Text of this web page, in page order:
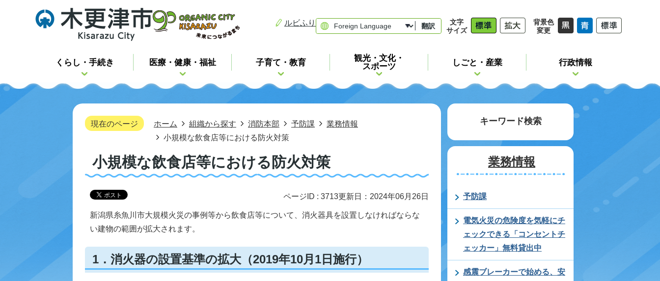
ルビふり 翻訳
文字
サイズ
背景色
変更
くらし・手続き 医療・健康・福祉 子育て・教育
観光・文化・
スポーツ
しごと・産業 行政情報
現在のページ ホーム 組織から探す 消防本部 予防課
業務情報
小規模な飲食店等における防火対策
小規模な飲食店等における防火対策
ページID : 3713更新日：2024年06月26日
新潟県糸魚川市大規模火災の事例等から飲食店等について、消火器具を設置しなければならな
い建物の範囲が拡大されます。
1．消火器の設置基準の拡大（2019年10月1日施行）
キーワード検索
業務情報
予防課
電気火災の危険度を気軽にチ
ェックできる「コンセントチ
ェッカー」無料貸出中
感震ブレーカーで始める、安